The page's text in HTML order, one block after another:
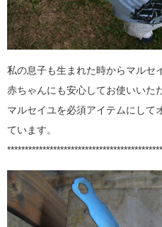
私の息子も生まれた時からマルセ
赤ちゃんにも安心してお使いいた
マルセイユを必須アイテムにして
ています。